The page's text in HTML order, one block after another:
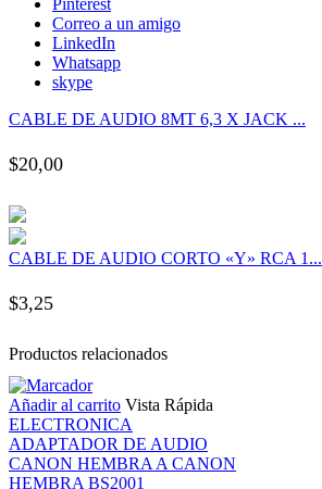
panel
panel
panel
panel
panel
panel
panel
panel
Pinterest
Correo a un amigo
LinkedIn
Whatsapp
skype
CABLE DE AUDIO 8MT 6,3 X JACK ...
$20,00
CABLE DE AUDIO CORTO «Y» RCA 1...
$3,25
Productos relacionados
Añadir al carrito Vista Rápida
ELECTRONICA
ADAPTADOR DE AUDIO
CANON HEMBRA A CANON
HEMBRA BS2001